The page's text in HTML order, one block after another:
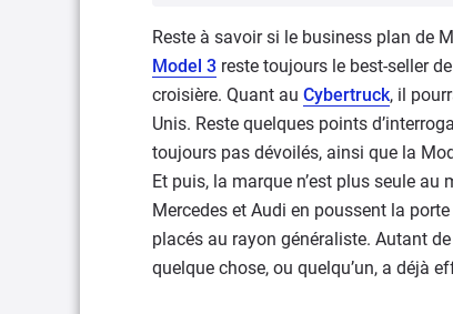
Reste à savoir si le business plan de
Model 3 reste toujours le best-seller
croisière. Quant au Cybertruck, il
Unis. Reste quelques points
toujours pas dévoilés, ainsi que la
Et puis, la marque n’est plus seule au
Mercedes et Audi en poussent la
placés au rayon généraliste. Autant
quelque chose, ou quelqu’un, a déjà